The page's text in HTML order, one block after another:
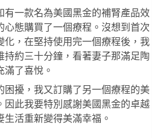
有一款名為美國黑金的補腎產品效
心態購買了一個療程。沒想到首次
化，在堅持使用完一個療程後，我
持約三十分鐘，看著妻子那滿足陶
滿了喜悅。
困擾，我又訂購了另一個療程的美
因此我要特別感謝美國黑金的卓越
活重新變得美滿幸福。